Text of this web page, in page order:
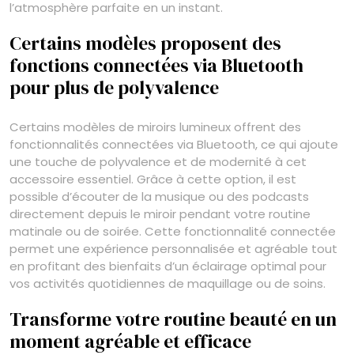
l’atmosphère parfaite en un instant.
Certains modèles proposent des
fonctions connectées via Bluetooth
pour plus de polyvalence
Certains modèles de miroirs lumineux offrent des
fonctionnalités connectées via Bluetooth, ce qui ajoute
une touche de polyvalence et de modernité à cet
accessoire essentiel. Grâce à cette option, il est
possible d’écouter de la musique ou des podcasts
directement depuis le miroir pendant votre routine
matinale ou de soirée. Cette fonctionnalité connectée
permet une expérience personnalisée et agréable tout
en profitant des bienfaits d’un éclairage optimal pour
vos activités quotidiennes de maquillage ou de soins.
Transforme votre routine beauté en un
moment agréable et efficace